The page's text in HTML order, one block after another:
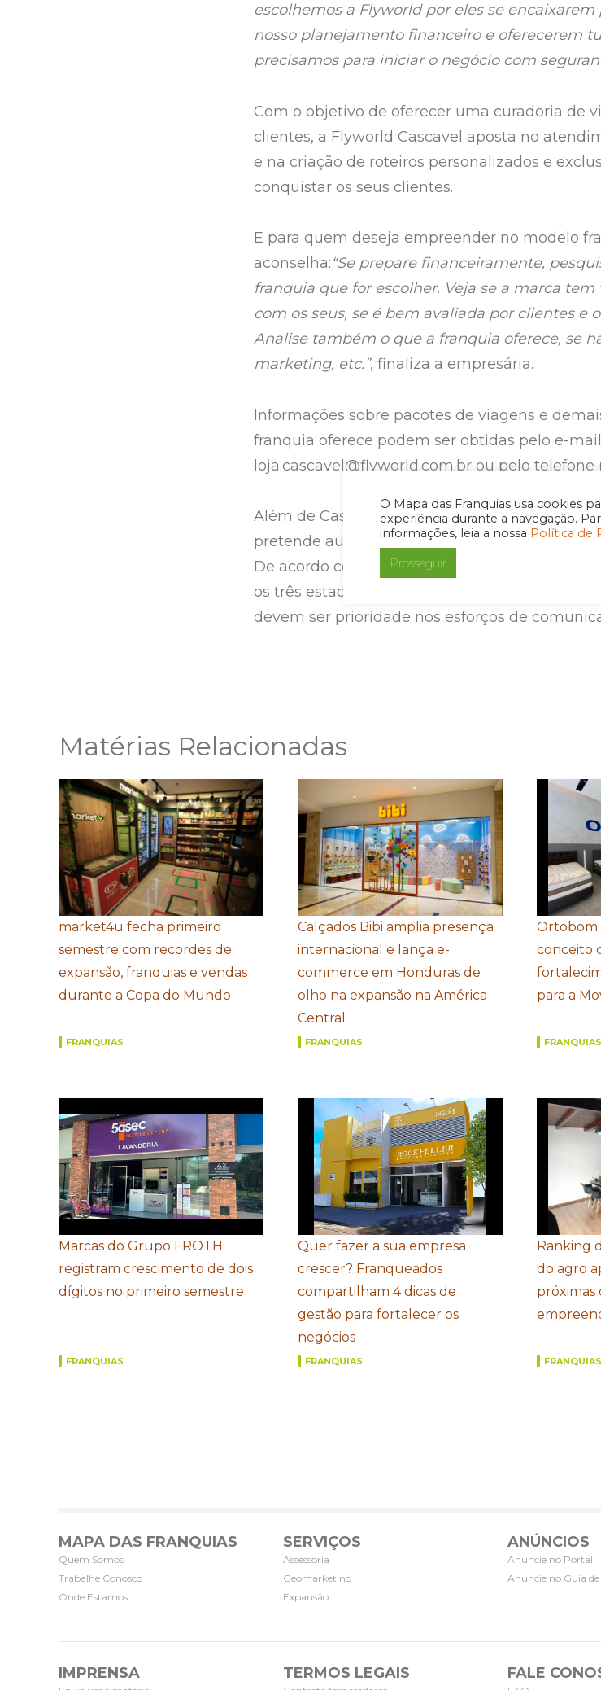
O Mapa das Franquias usa cookies
experiência durante a navegação.
informações, leia a nossa Política de
Prosseguir
escolhemos a Flyworld por eles se
nosso planejamento financeiro e oferecerem
precisamos para iniciar o negócio com
Com o objetivo de oferecer uma curadoria de
clientes, a Flyworld Cascavel aposta no
e na criação de roteiros personalizados e
conquistar os seus clientes.
E para quem deseja empreender no modelo
aconselha:“Se prepare financeiramente,
franquia que for escolher. Veja se a marca tem
com os seus, se é bem avaliada por clientes e
Analise também o que a franquia oferece, se
marketing, etc.”, finaliza a empresária.
Informações sobre pacotes de viagens e
franquia oferece podem ser obtidas pelo e-mail
loja.cascavel@flyworld.com.br ou pelo telefone
Além de Cascavel, a Flyworld possui uma
pretende aumentar a sua presença na região
De acordo com a diretora de expansão da rede,
os três estados da região sul estão no radar da
devem ser prioridade nos esforços de
Matérias Relacionadas
market4u fecha primeiro
semestre com recordes de
expansão, franquias e vendas
durante a Copa do Mundo
FRANQUIAS
Calçados Bibi amplia presença
internacional e lança e-
commerce em Honduras de
olho na expansão na América
Central
FRANQUIAS
Ortobom
conceito
para a
FRANQUIAS
Marcas do Grupo FROTH
registram crescimento de dois
dígitos no primeiro semestre
FRANQUIAS
Quer fazer a sua empresa
crescer? Franqueados
compartilham 4 dicas de
gestão para fortalecer os
negócios
FRANQUIAS
Ranking
do agro
próximas
FRANQUIAS
MAPA DAS FRANQUIAS
Quem Somos
Trabalhe Conosco
Onde Estamos
SERVIÇOS
Assessoria
Geomarketing
Expansão
ANÚNCIOS
Anuncie no Portal
Anuncie no Guia de
IMPRENSA TERMOS LEGAIS FALE